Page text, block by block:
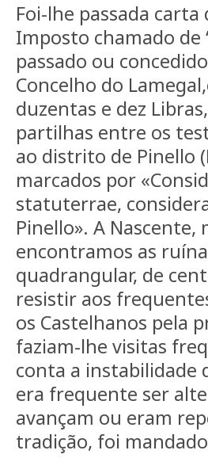
Foi-lhe passada
Imposto chamado de
passado ou
Concelho do
duzentas e dez
partilhas entre os
ao distrito de Pinello
marcados por
statuterrae,
Pinello». A
encontramos as
quadrangular, de
resistir aos
os Castelhanos pela
faziam-lhe visitas
conta a instabilidade
era frequente ser
avançam ou eram
tradição, foi